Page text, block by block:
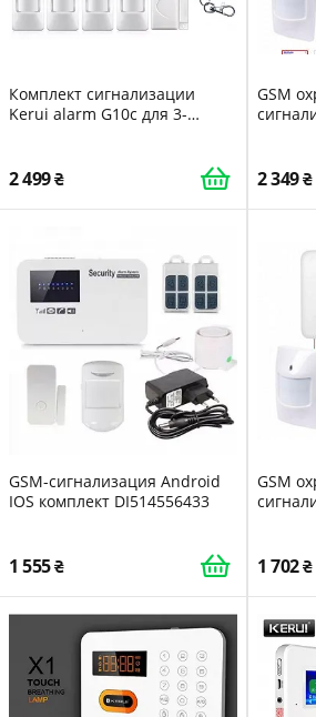
Комплект сигнализации
Kerui alarm G10c для 3-
2 499
GSM
года
2 349
GSM-сигнализация Android
IOS комплект DI514556433
1 555
GSM
года
1 702